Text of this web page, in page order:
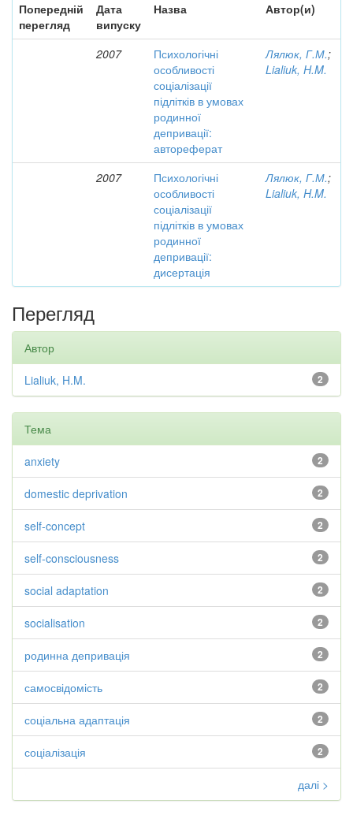
Попередній
перегляд
Дата
випуску
Назва Автор(и)
2007
Психологічні
особливості
соціалізації
підлітків в умовах
родинної
депривації:
автореферат
Лялюк, Г.М.;
Lialiuk, H.M.
2007
Психологічні
особливості
соціалізації
підлітків в умовах
родинної
депривації:
дисертація
Лялюк, Г.М.;
Lialiuk, H.M.
Перегляд
Автор
2
Lialiuk, H.M.
Тема
2
anxiety
2
domestic deprivation
2
self-concept
2
self-consciousness
2
social adaptation
2
socialisation
2
родинна депривація
2
самосвідомість
2
соціальна адаптація
2
соціалізація
далі >